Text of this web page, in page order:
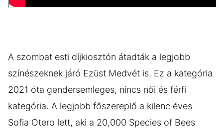
A szombat esti díjkiosztón átadták a legjobb
színészeknek járó Ezüst Medvét is. Ez a kategória
2021 óta gendersemleges, nincs női és férfi
kategória. A legjobb főszereplő a kilenc éves
Sofia Otero lett, aki a 20,000 Species of Bees